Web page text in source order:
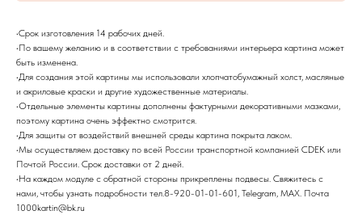
•Срок изготовления 14 рабочих дней.
•По вашему желанию и в соответствии с требованиями интерьера картина может
быть изменена.
•Для создания этой картины мы использовали хлопчатобумажный холст, масляные
и акриловые краски и другие художественные материалы.
•Отдельные элементы картины дополнены фактурными декоративными мазками,
поэтому картина очень эффектно смотрится.
•Для защиты от воздействий внешней среды картина покрыта лаком.
•Мы осуществляем доставку по всей России транспортной компанией CDEK или
Почтой России. Срок доставки от 2 дней.
•На каждом модуле с обратной стороны прикреплены подвесы. Свяжитесь с
нами, чтобы узнать подробности тел.8-920-01-01-601, Telegram, MAX. Почта
1000kartin@bk.ru